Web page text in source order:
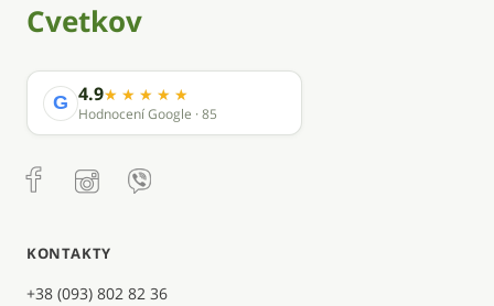
Cvetkov
G 4.9
Hodnocení Google · 85
KONTAKTY
+38 (093) 802 82 36